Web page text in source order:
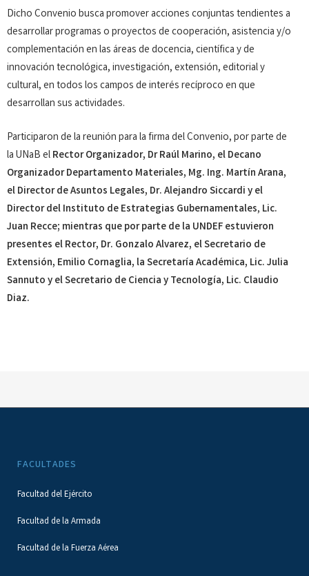
Dicho Convenio busca promover acciones conjuntas tendientes a
desarrollar programas o proyectos de cooperación, asistencia y/o
complementación en las áreas de docencia, científica y de
innovación tecnológica, investigación, extensión, editorial y
cultural, en todos los campos de interés recíproco en que
desarrollan sus actividades.
Participaron de la reunión para la firma del Convenio, por parte de
la UNaB elRector Organizador, Dr Raúl Marino, el Decano
Organizador Departamento Materiales, Mg. Ing. Martín Arana,
el Director de Asuntos Legales, Dr. Alejandro Siccardi y el
Director del Instituto de Estrategias Gubernamentales, Lic.
Juan Recce; mientras que por parte de la UNDEF estuvieron
presentes el Rector, Dr. Gonzalo Alvarez, el Secretario de
Extensión, Emilio Cornaglia, la Secretaría Académica, Lic. Julia
Sannuto y el Secretario de Ciencia y Tecnología, Lic. Claudio
Diaz.
FACULTADES
Facultad del Ejército
Facultad de la Armada
Facultad de la Fuerza Aérea